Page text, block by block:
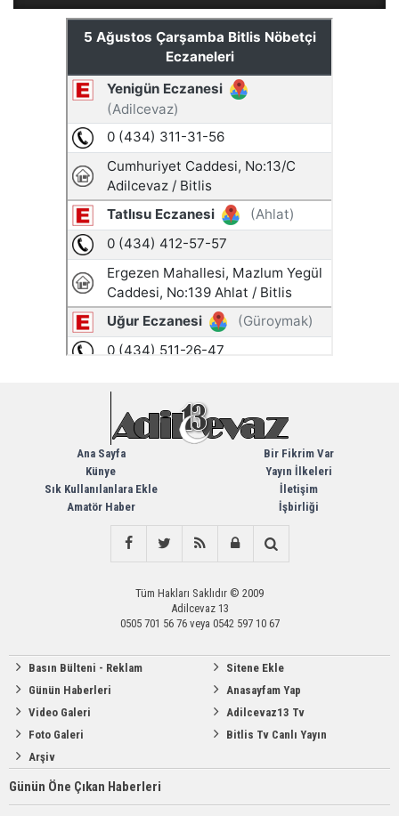
Ana Sayfa
Künye
Sık Kullanılanlara Ekle
Amatör Haber
Bir Fikrim Var
Yayın İlkeleri
İletişim
İşbirliği
Tüm Hakları Saklıdır © 2009
Adilcevaz 13
0505 701 56 76 veya 0542 597 10 67
Basın Bülteni - Reklam
Günün Haberleri
Video Galeri
Foto Galeri
Arşiv
Sitene Ekle
Anasayfam Yap
Adilcevaz13 Tv
Bitlis Tv Canlı Yayın
Günün Öne Çıkan Haberleri